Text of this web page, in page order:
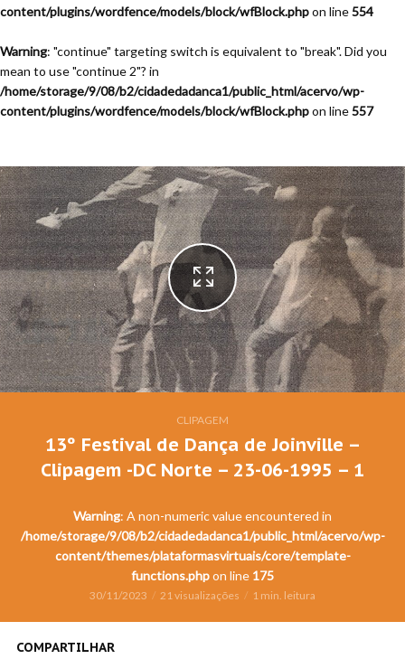
content/plugins/wordfence/models/block/wfBlock.phpon line554
Warning: "continue" targeting switch is equivalent to "break". Did you
mean to use "continue 2"? in
/home/storage/9/08/b2/cidadedadanca1/public_html/acervo/wp-
content/plugins/wordfence/models/block/wfBlock.phpon line557
Festival de Dança de Joinville - 13a. Edição - 1995
CLIPAGEM
13º Festival de Dança de Joinville –
Clipagem -DC Norte – 23-06-1995 – 1
Warning: A non-numeric value encountered in
/home/storage/9/08/b2/cidadedadanca1/public_html/acervo/wp-
content/themes/plataformasvirtuais/core/template-
functions.phpon line 175
30/11/2023 21 visualizações 1 min. leitura
COMPARTILHAR